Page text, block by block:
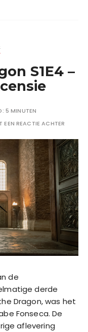
S1E4 –
5 MINUTEN
EEN REACTIE ACHTER
de
derde
Dragon, was het
Fonseca. De
aflevering